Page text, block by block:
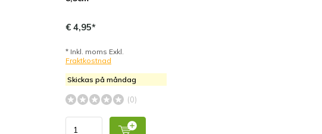
€ 4,95*
* Inkl. moms Exkl.
Fraktkostnad
Skickas på måndag
(0)